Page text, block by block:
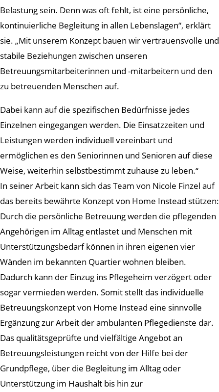
Belastung sein. Denn was oft fehlt, ist eine persönliche,
kontinuierliche Begleitung in allen Lebenslagen“, erklärt
sie. „Mit unserem Konzept bauen wir vertrauensvolle und
stabile Beziehungen zwischen unseren
Betreuungsmitarbeiterinnen und -mitarbeitern und den
zu betreuenden Menschen auf.
Dabei kann auf die spezifischen Bedürfnisse jedes
Einzelnen eingegangen werden. Die Einsatzzeiten und
Leistungen werden individuell vereinbart und
ermöglichen es den Seniorinnen und Senioren auf diese
Weise, weiterhin selbstbestimmt zuhause zu leben.“
In seiner Arbeit kann sich das Team von Nicole Finzel auf
das bereits bewährte Konzept von Home Instead stützen:
Durch die persönliche Betreuung werden die pflegenden
Angehörigen im Alltag entlastet und Menschen mit
Unterstützungsbedarf können in ihren eigenen vier
Wänden im bekannten Quartier wohnen bleiben.
Dadurch kann der Einzug ins Pflegeheim verzögert oder
sogar vermieden werden. Somit stellt das individuelle
Betreuungskonzept von Home Instead eine sinnvolle
Ergänzung zur Arbeit der ambulanten Pflegedienste dar.
Das qualitätsgeprüfte und vielfältige Angebot an
Betreuungsleistungen reicht von der Hilfe bei der
Grundpflege, über die Begleitung im Alltag oder
Unterstützung im Haushalt bis hin zur